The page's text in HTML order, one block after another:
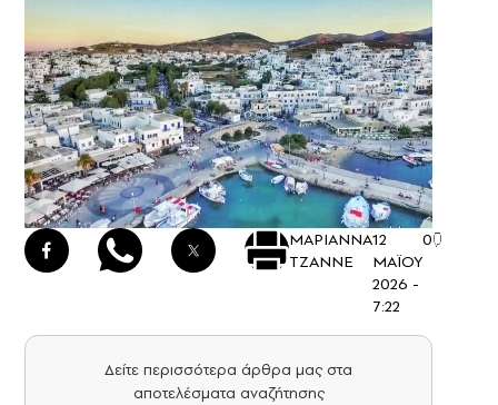
ΜΑΡΙΑΝΝΑ
ΤΖΑΝΝΕ
12
ΜΑΪΟΥ
2026 -
7:22
0
Δείτε περισσότερα άρθρα μας στα
αποτελέσματα αναζήτησης